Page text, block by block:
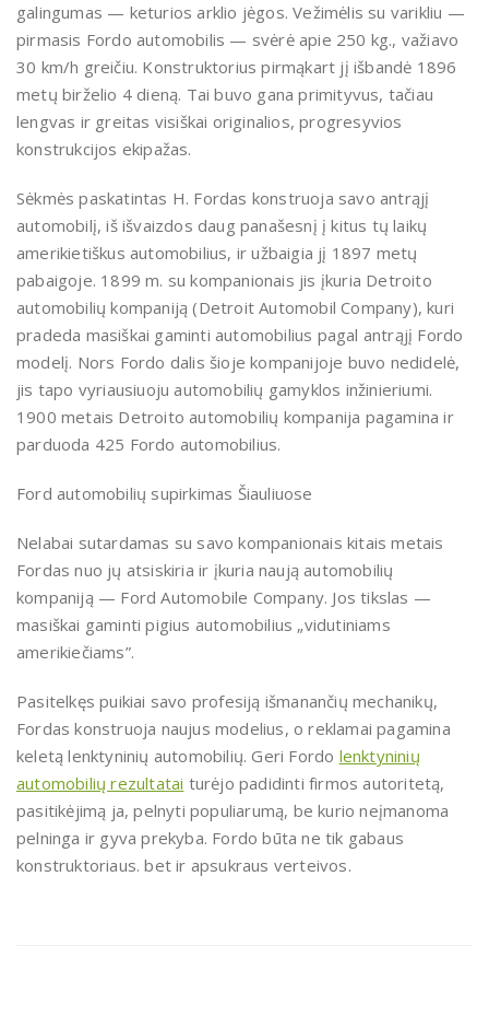
galingumas — keturios arklio jėgos. Vežimėlis su varikliu —
pirmasis Fordo automobilis — svėrė apie 250 kg., važiavo
30 km/h greičiu. Konstruktorius pirmąkart jį išbandė 1896
metų birželio 4 dieną. Tai buvo gana primityvus, tačiau
lengvas ir greitas visiškai originalios, progresyvios
konstrukcijos ekipažas.
Sėkmės paskatintas H. Fordas konstruoja savo antrąjį
automobilį, iš išvaizdos daug panašesnį į kitus tų laikų
amerikietiškus automobilius, ir užbaigia jį 1897 metų
pabaigoje. 1899 m. su kompanionais jis įkuria Detroito
automobilių kompaniją (Detroit Automobil Company), kuri
pradeda masiškai gaminti automobilius pagal antrąjį Fordo
modelį. Nors Fordo dalis šioje kompanijoje buvo nedidelė,
jis tapo vyriausiuoju automobilių gamyklos inžinieriumi.
1900 metais Detroito automobilių kompanija pagamina ir
parduoda 425 Fordo automobilius.
Ford automobilių supirkimas Šiauliuose
Nelabai sutardamas su savo kompanionais kitais metais
Fordas nuo jų atsiskiria ir įkuria naują automobilių
kompaniją — Ford Automobile Company. Jos tikslas —
masiškai gaminti pigius automobilius „vidutiniams
amerikiečiams”.
Pasitelkęs puikiai savo profesiją išmanančių mechanikų,
Fordas konstruoja naujus modelius, o reklamai pagamina
keletą lenktyninių automobilių. Geri Fordo lenktyninių
automobilių rezultatai turėjo padidinti firmos autoritetą,
pasitikėjimą ja, pelnyti populiarumą, be kurio neįmanoma
pelninga ir gyva prekyba. Fordo būta ne tik gabaus
konstruktoriaus. bet ir apsukraus verteivos.